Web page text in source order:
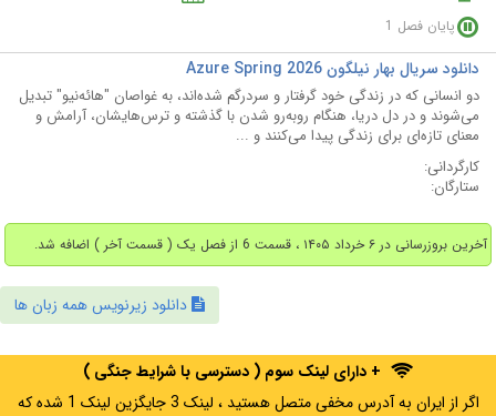
پایان فصل 1
دانلود سریال بهار نیلگون Azure Spring 2026
دو انسانی که در زندگی خود گرفتار و سردرگم شده‌اند، به غواصان "هائه‌نیو" تبدیل
می‌شوند و در دل دریا، هنگام روبه‌رو شدن با گذشته و ترس‌هایشان، آرامش و
معنای تازه‌ای برای زندگی پیدا می‌کنند و ...
کارگردانی:
ستارگان:
آخرین بروزرسانی در ۶ خرداد ۱۴۰۵ ، قسمت 6 از فصل یک ( قسمت آخر ) اضافه شد.
دانلود زیرنویس همه زبان ها
+ دارای لینک سوم ( دسترسی با شرایط جنگی )
اگر از ایران به آدرس مخفی متصل هستید ، لینک 3 جایگزین لینک 1 شده که